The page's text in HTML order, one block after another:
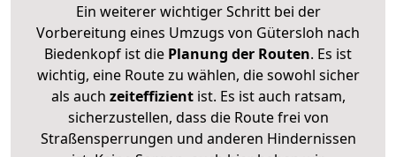
Ein weiterer wichtiger Schritt bei der
Vorbereitung eines Umzugs von Gütersloh nach
Biedenkopf ist die Planung der Routen. Es ist
wichtig, eine Route zu wählen, die sowohl sicher
als auch zeiteffizientist. Es ist auch ratsam,
sicherzustellen, dass die Route frei von
Straßensperrungen und anderen Hindernissen